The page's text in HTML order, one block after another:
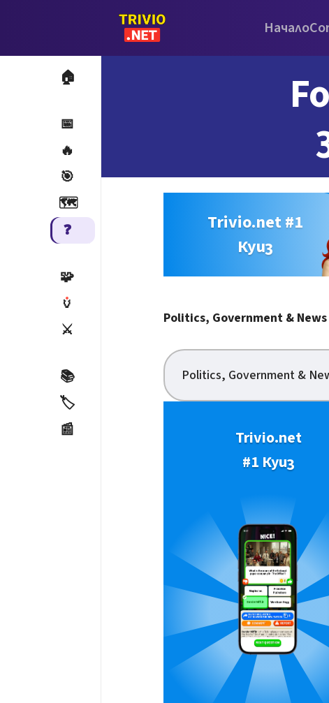
Начало
🏠
📅
🔥
🎯
🗺️
❓
🧩
🏺
⚔️
📚
🏷️
📰
Trivio.net #1
Куиз
Politics, Government & News
Politics, Government &
Trivio.net
#1 Куиз